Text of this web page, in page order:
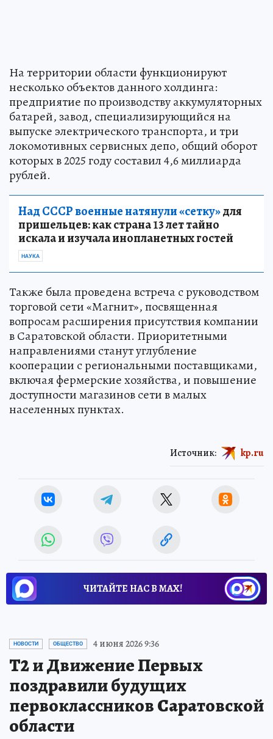
На территории области функционируют
несколько объектов данного холдинга:
предприятие по производству аккумуляторных
батарей, завод, специализирующийся на
выпуске электрического транспорта, и три
локомотивных сервисных депо, общий оборот
которых в 2025 году составил 4,6 миллиарда
рублей.
Над СССР военные натянули «сетку»для
пришельцев: как страна 13 лет тайно
искала и изучала инопланетных гостей
НАУКА
Также была проведена встреча с руководством
торговой сети «Магнит», посвященная
вопросам расширения присутствия компании
в Саратовской области. Приоритетными
направлениями станут углубление
кооперации с региональными поставщиками,
включая фермерские хозяйства, и повышение
доступности магазинов сети в малых
населенных пунктах.
Источник: kp.ru
ЧИТАЙТЕ НАС В МАХ!
НОВОСТИ ОБЩЕСТВО 4 июня 2026 9:36
T2 и Движение Первых
поздравили будущих
первоклассников Саратовской
области